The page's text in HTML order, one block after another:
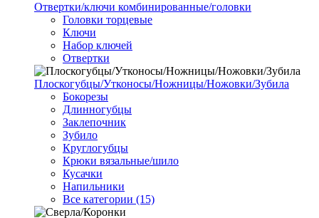
Отвертки/ключи комбинированные/головки
Головки торцевые
Ключи
Набор ключей
Отвертки
Плоскогубцы/Утконосы/Ножницы/Ножовки/Зубила
Бокорезы
Длинногубцы
Заклепочник
Зубило
Круглогубцы
Крюки вязальные/шило
Кусачки
Напильники
Все категории (15)